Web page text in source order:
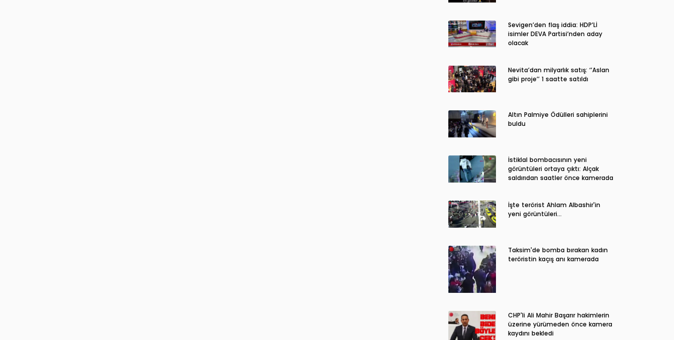
Sevigen’den flaş iddia: HDP’Lİ
isimler DEVA Partisi’nden aday
olacak
Nevita’dan milyarlık satış: ‘’Aslan
gibi proje’’ 1 saatte satıldı
Altın Palmiye Ödülleri sahiplerini
buldu
İstiklal bombacısının yeni
görüntüleri ortaya çıktı: Alçak
saldırıdan saatler önce kamerada
İşte terörist Ahlam Albashir'in
yeni görüntüleri…
Taksim'de bomba bırakan kadın
teröristin kaçış anı kamerada
CHP'li Ali Mahir Başarır hakimlerin
üzerine yürümeden önce kamera
kaydını bekledi